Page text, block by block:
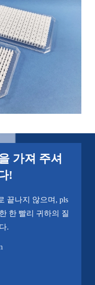
가져 주셔
!
끝나지 않으며, pls
한 빨리 귀하의 질
.